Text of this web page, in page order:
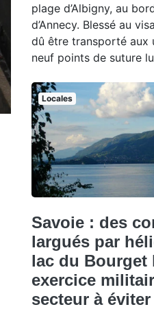
plage d’Albigny, au
d’Annecy. Blessé au
dû être transporté aux
neuf points de suture
Locales
Savoie : des
largués par
lac du Bourget
exercice
secteur à éviter